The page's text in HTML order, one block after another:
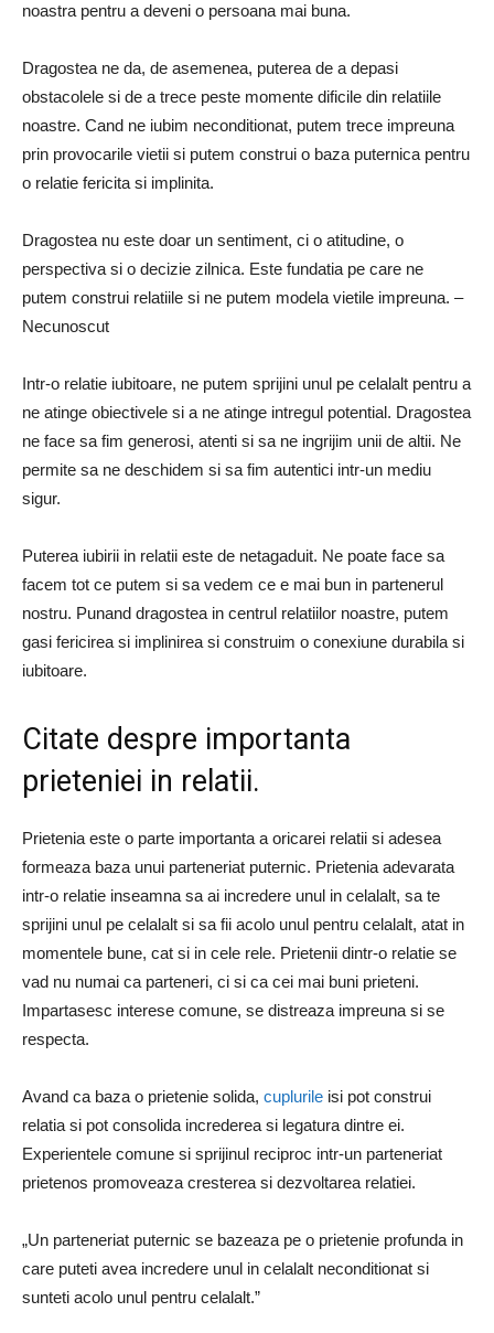
noastra pentru a deveni o persoana mai buna.
Dragostea ne da, de asemenea, puterea de a depasi
obstacolele si de a trece peste momente dificile din relatiile
noastre. Cand ne iubim neconditionat, putem trece impreuna
prin provocarile vietii si putem construi o baza puternica pentru
o relatie fericita si implinita.
Dragostea nu este doar un sentiment, ci o atitudine, o
perspectiva si o decizie zilnica. Este fundatia pe care ne
putem construi relatiile si ne putem modela vietile impreuna. –
Necunoscut
Intr-o relatie iubitoare, ne putem sprijini unul pe celalalt pentru a
ne atinge obiectivele si a ne atinge intregul potential. Dragostea
ne face sa fim generosi, atenti si sa ne ingrijim unii de altii. Ne
permite sa ne deschidem si sa fim autentici intr-un mediu
sigur.
Puterea iubirii in relatii este de netagaduit. Ne poate face sa
facem tot ce putem si sa vedem ce e mai bun in partenerul
nostru. Punand dragostea in centrul relatiilor noastre, putem
gasi fericirea si implinirea si construim o conexiune durabila si
iubitoare.
Citate despre importanta
prieteniei in relatii.
Prietenia este o parte importanta a oricarei relatii si adesea
formeaza baza unui parteneriat puternic. Prietenia adevarata
intr-o relatie inseamna sa ai incredere unul in celalalt, sa te
sprijini unul pe celalalt si sa fii acolo unul pentru celalalt, atat in ​​
momentele bune, cat si in cele rele. Prietenii dintr-o relatie se
vad nu numai ca parteneri, ci si ca cei mai buni prieteni.
Impartasesc interese comune, se distreaza impreuna si se
respecta.
Avand ca baza o prietenie solida, cuplurile isi pot construi
relatia si pot consolida increderea si legatura dintre ei.
Experientele comune si sprijinul reciproc intr-un parteneriat
prietenos promoveaza cresterea si dezvoltarea relatiei.
„Un parteneriat puternic se bazeaza pe o prietenie profunda in
care puteti avea incredere unul in celalalt neconditionat si
sunteti acolo unul pentru celalalt.”